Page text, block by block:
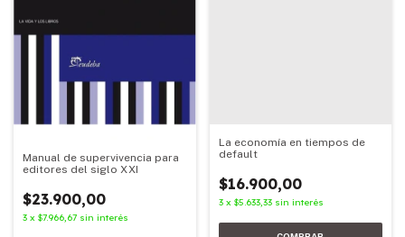
Manual de supervivencia para
editores del siglo XXI
$23.900,00
3 x $7.966,67 sin interés
La economía en tiempos de
default
$16.900,00
3 x $5.633,33 sin interés